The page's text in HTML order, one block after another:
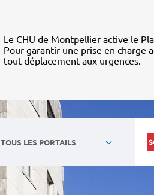
Le CHU de Montpellier active le
Pour garantir une prise en charge
tout déplacement aux urgences.
TOUS LES PORTAILS